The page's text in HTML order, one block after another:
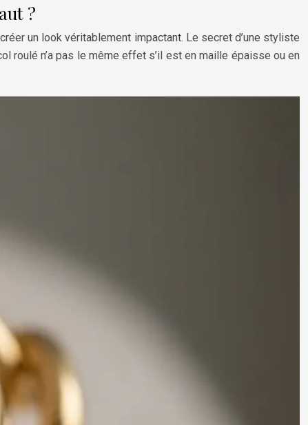
?
un look véritablement impactant. Le secret d’une styliste
roulé n’a pas le même effet s’il est en maille épaisse ou en